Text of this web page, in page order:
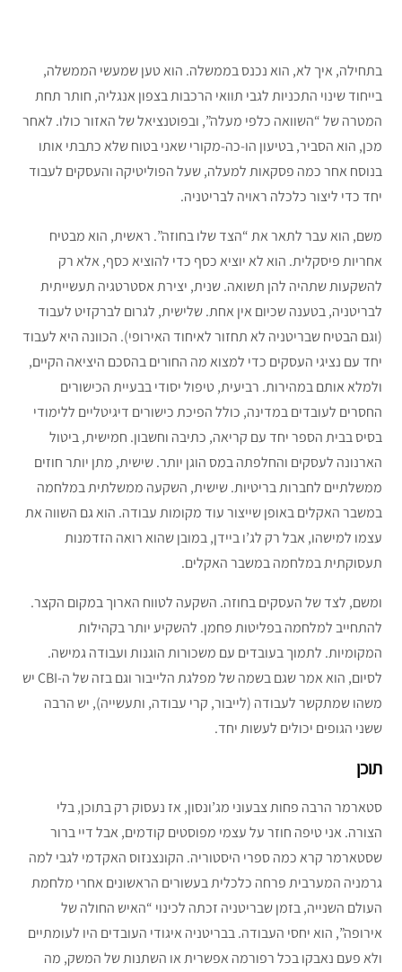
בתחילה, איך לא, הוא נכנס בממשלה. הוא טען שמעשי הממשלה,
בייחוד שינוי התכניות לגבי תוואי הרכבות בצפון אנגליה, חותר תחת
המטרה של “השוואה כלפי מעלה”, ובפוטנציאל של האזור כולו. לאחר
מכן, הוא הסביר, בטיעון הו-כה-מקורי שאני בטוח שלא כתבתי אותו
בנוסח אחר כמה פסקאות למעלה, שעל הפוליטיקה והעסקים לעבוד
יחד כדי ליצור כלכלה ראויה לבריטניה.
משם, הוא עבר לתאר את “הצד שלו בחוזה”. ראשית, הוא מבטיח
אחריות פיסקלית. הוא לא יוציא כסף כדי להוציא כסף, אלא רק
להשקעות שתהיה להן תשואה. שנית, יצירת אסטרטגיה תעשייתית
לבריטניה, בטענה שכיום אין אחת. שלישית, לגרום לברקזיט לעבוד
(וגם הבטיח שבריטניה לא תחזור לאיחוד האירופי). הכוונה היא לעבוד
יחד עם נציגי העסקים כדי למצוא מה החורים בהסכם היציאה הקיים,
ולמלא אותם במהירות. רביעית, טיפול יסודי בבעיית הכישורים
החסרים לעובדים במדינה, כולל הפיכת כישורים דיגיטליים ללימודי
בסיס בבית הספר יחד עם קריאה, כתיבה וחשבון. חמישית, ביטול
הארנונה לעסקים והחלפתה במס הוגן יותר. שישית, מתן יותר חוזים
ממשלתיים לחברות בריטיות. שישית, השקעה ממשלתית במלחמה
במשבר האקלים באופן שייצור עוד מקומות עבודה. הוא גם השווה את
עצמו למישהו, אבל רק לג’ו ביידן, במובן שהוא רואה הזדמנות
תעסוקתית במלחמה במשבר האקלים.
ומשם, לצד של העסקים בחוזה. השקעה לטווח הארוך במקום הקצר.
להתחייב למלחמה בפליטות פחמן. להשקיע יותר בקהילות
המקומיות. לתמוך בעובדים עם משכורות הוגנות ועבודה גמישה.
לסיום, הוא אמר שגם בשמה של מפלגת הלייבור וגם בזה של ה-CBI יש
משהו שמתקשר לעבודה (לייבור, קרי עבודה, ותעשייה), יש הרבה
ששני הגופים יכולים לעשות יחד.
תוכן
סטארמר הרבה פחות צבעוני מג’ונסון, אז נעסוק רק בתוכן, בלי
הצורה. אני טיפה חוזר על עצמי מפוסטים קודמים, אבל דיי ברור
שסטארמר קרא כמה ספרי היסטוריה. הקונצנזוס האקדמי לגבי למה
גרמניה המערבית פרחה כלכלית בעשורים הראשונים אחרי מלחמת
העולם השנייה, בזמן שבריטניה זכתה לכינוי “האיש החולה של
אירופה”, הוא יחסי העבודה. בבריטניה איגודי העובדים היו לעומתיים
ולא פעם נאבקו בכל רפורמה אפשרית או השתנות של המשק, מה